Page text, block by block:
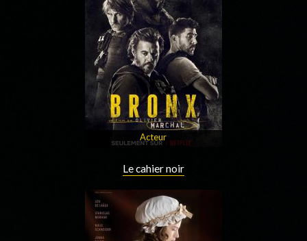
Acteur
Le cahier noir